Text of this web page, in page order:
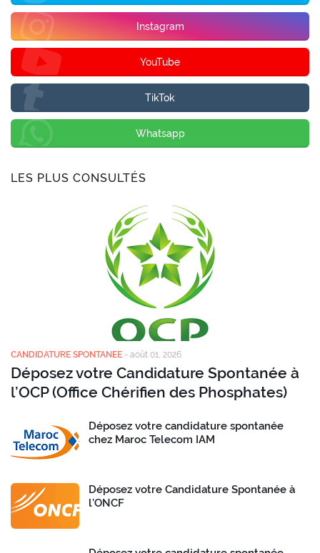
Instagram
YouTube
TikTok
Whatsapp
LES PLUS CONSULTÉS
CANDIDATURE SPONTANEE - août 01, 2026
Déposez votre Candidature Spontanée à
l’OCP (Office Chérifien des Phosphates)
Déposez votre candidature spontanée
chez Maroc Telecom IAM
Déposez votre Candidature Spontanée à
l’ONCF